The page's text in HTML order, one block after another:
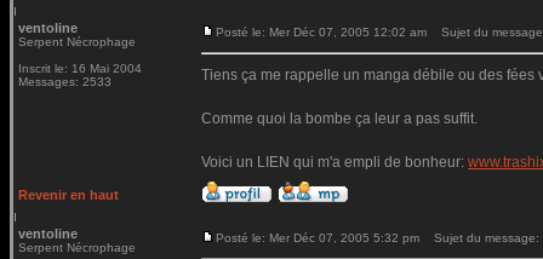
ventoline
Serpent Nécrophage
Inscrit le: 16 Mai 2004
Messages: 2533
Posté le: Mer Déc 07, 2005 12:02 am Sujet du
Tiens ça me rappelle un manga débile ou des
Comme quoi la bombe ça leur a pas suffit.
Voici un LIEN qui m'a empli de bonheur:
Revenir en haut
ventoline
Serpent Nécrophage
Posté le: Mer Déc 07, 2005 5:32 pm Sujet du message: